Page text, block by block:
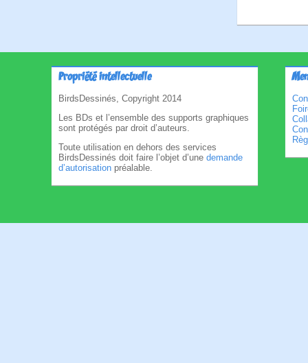
Propriété intellectuelle
BirdsDessinés, Copyright 2014
Les BDs et l’ensemble des supports graphiques
sont protégés par droit d’auteurs.
Toute utilisation en dehors des services
BirdsDessinés doit faire l’objet d’une demande
d’autorisation préalable.